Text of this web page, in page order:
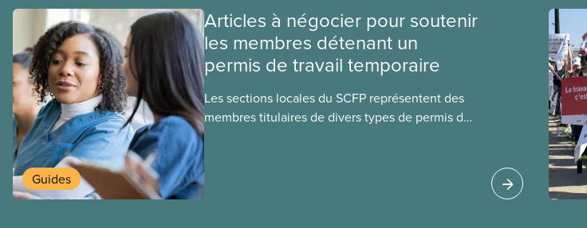
Guides
Articles à négocier pour soutenir
les membres détenant un
permis de travail temporaire
Les sections locales du SCFP représentent des
membres titulaires de divers types de permis de